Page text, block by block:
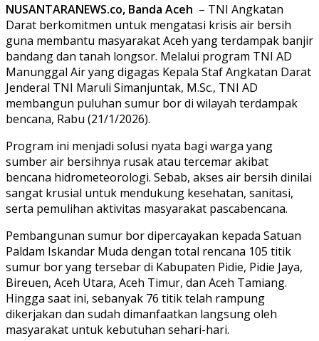
NUSANTARANEWS.co, Banda Aceh – TNI Angkatan
Darat berkomitmen untuk mengatasi krisis air bersih
guna membantu masyarakat Aceh yang terdampak banjir
bandang dan tanah longsor. Melalui program TNI AD
Manunggal Air yang digagas Kepala Staf Angkatan Darat
Jenderal TNI Maruli Simanjuntak, M.Sc., TNI AD
membangun puluhan sumur bor di wilayah terdampak
bencana, Rabu (21/1/2026).
Program ini menjadi solusi nyata bagi warga yang
sumber air bersihnya rusak atau tercemar akibat
bencana hidrometeorologi. Sebab, akses air bersih dinilai
sangat krusial untuk mendukung kesehatan, sanitasi,
serta pemulihan aktivitas masyarakat pascabencana.
Pembangunan sumur bor dipercayakan kepada Satuan
Paldam Iskandar Muda dengan total rencana 105 titik
sumur bor yang tersebar di Kabupaten Pidie, Pidie Jaya,
Bireuen, Aceh Utara, Aceh Timur, dan Aceh Tamiang.
Hingga saat ini, sebanyak 76 titik telah rampung
dikerjakan dan sudah dimanfaatkan langsung oleh
masyarakat untuk kebutuhan sehari-hari.